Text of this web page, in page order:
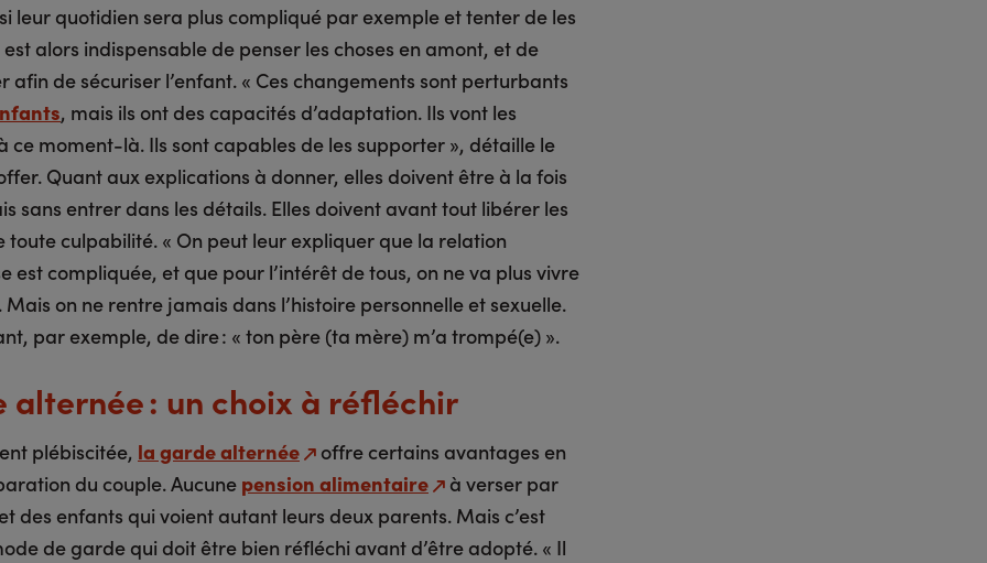
leur quotidien sera plus compliqué par exemple et tenter de les
alors indispensable de penser les choses en amont, et de
afin de sécuriser l’enfant. « Ces changements sont perturbants
, mais ils ont des capacités d’adaptation. Ils vont les
ce moment-là. Ils sont capables de les supporter », détaille le
Quant aux explications à donner, elles doivent être à la fois
sans entrer dans les détails. Elles doivent avant tout libérer les
toute culpabilité. « On peut leur expliquer que la relation
est compliquée, et que pour l’intérêt de tous, on ne va plus vivre
Mais on ne rentre jamais dans l’histoire personnelle et sexuelle.
par exemple, de dire : « ton père (ta mère) m’a trompé(e) ».
alternée : un choix à réfléchir
plébiscitée, la garde alternée
offre certains avantages en
du couple. Aucunepension alimentaire
à verser par
des enfants qui voient autant leurs deux parents. Mais c’est
de garde qui doit être bien réfléchi avant d’être adopté. « Il